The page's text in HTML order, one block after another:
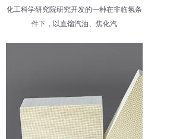
化工科学研究院研究开发的一种在非临氢条
件下，以直馏汽油、焦化汽